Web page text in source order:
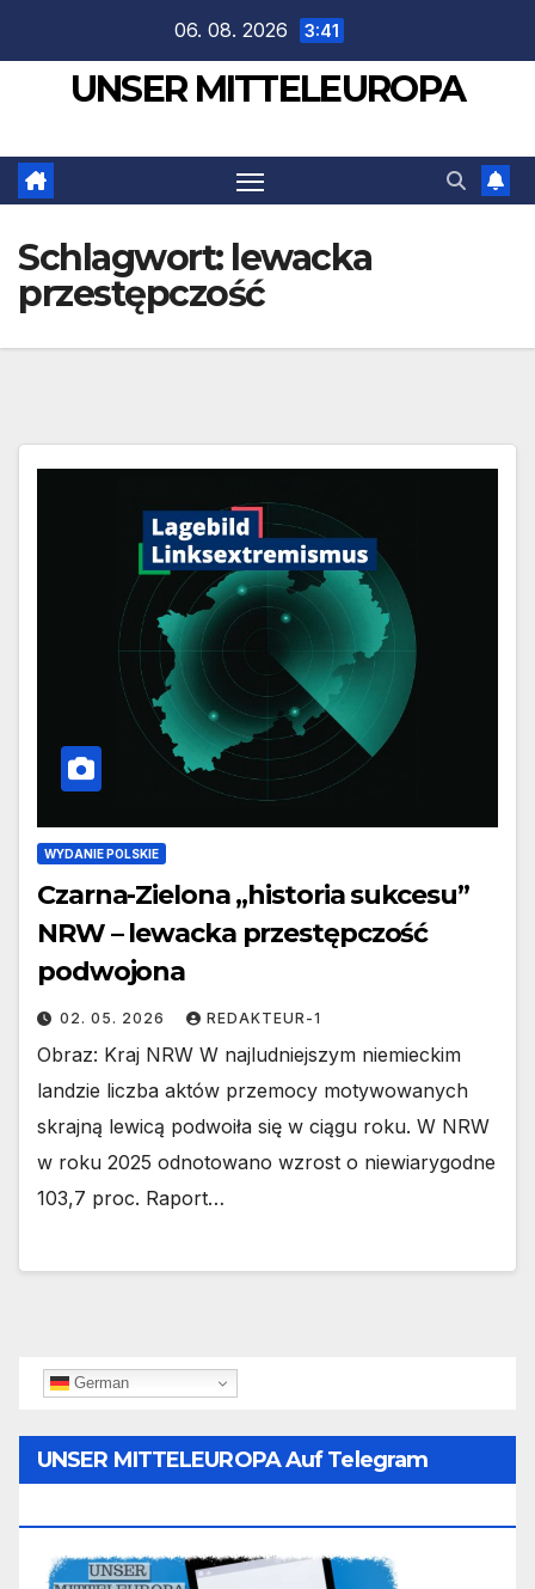
springen
06. 08. 2026 3:41
UNSER MITTELEUROPA
Schlagwort: lewacka
przestępczość
WYDANIE POLSKIE
Czarna-Zielona „historia sukcesu”
NRW – lewacka przestępczość
podwojona
02. 05. 2026 REDAKTEUR-1
Obraz: Kraj NRW W najludniejszym niemieckim
landzie liczba aktów przemocy motywowanych
skrajną lewicą podwoiła się w ciągu roku. W NRW
w roku 2025 odnotowano wzrost o niewiarygodne
103,7 proc. Raport…
German
UNSER MITTELEUROPA Auf Telegram